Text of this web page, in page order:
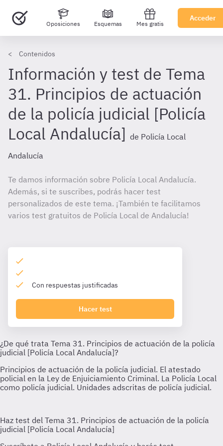
Oposiciones Esquemas Mes gratis
Acceder
Contenidos
Información y test de Tema
31. Principios de actuación
de la policía judicial [Policía
Local Andalucía] de Policía Local
Andalucía
Te damos información sobre Policía Local Andalucía.
Además, si te suscribes, podrás hacer test
personalizados de este tema. ¡También te facilitamos
varios test gratuitos de Policía Local de Andalucía!
Con respuestas justificadas
Hacer test